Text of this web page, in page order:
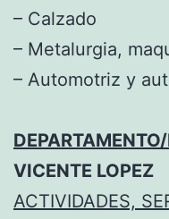
– Calzado
– Metalurgia,
– Automotriz y
VICENTE LOPEZ
ACTIVIDADES,